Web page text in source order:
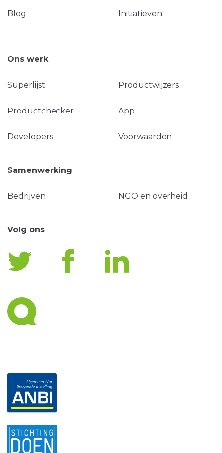
Blog Initiatieven
Ons werk
Superlijst Productwijzers
Productchecker App
Developers Voorwaarden
Samenwerking
Bedrijven NGO en overheid
Volg ons